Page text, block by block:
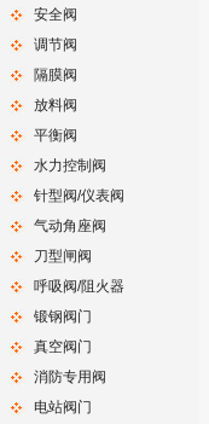
安全阀
调节阀
隔膜阀
放料阀
平衡阀
水力控制阀
针型阀/仪表阀
气动角座阀
刀型闸阀
呼吸阀/阻火器
锻钢阀门
真空阀门
消防专用阀
电站阀门